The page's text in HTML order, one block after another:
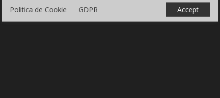
Politica de Cookie GDPR Accept